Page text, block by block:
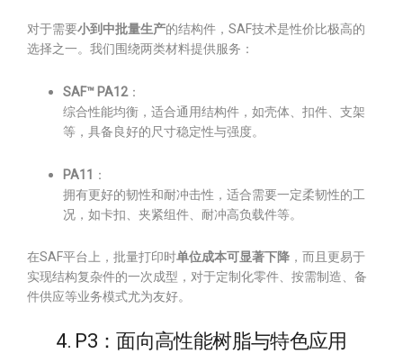
对于需要小到中批量生产的结构件，SAF技术是性价比极高的
选择之一。我们围绕两类材料提供服务：
SAF™ PA12：
综合性能均衡，适合通用结构件，如壳体、扣件、支架
等，具备良好的尺寸稳定性与强度。
PA11
：
拥有更好的韧性和耐冲击性，适合需要一定柔韧性的工
况，如卡扣、夹紧组件、耐冲高负载件等。
在SAF平台上，批量打印时单位成本可显著下降 ，而且更易于
实现结构复杂件的一次成型，对于定制化零件、按需制造、备
件供应等业务模式尤为友好。
4. P3：面向高性能树脂与特色应用